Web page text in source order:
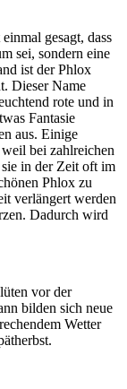
gesagt, dass
sei, sondern eine
ist der Phlox
Dieser Name
rote und in
Fantasie
aus. Einige
bei zahlreichen
in der Zeit oft im
Phlox zu
verlängert werden
Dadurch wird
vor der
bilden sich neue
Wetter